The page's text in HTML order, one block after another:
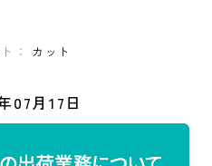
： カット
07月17日